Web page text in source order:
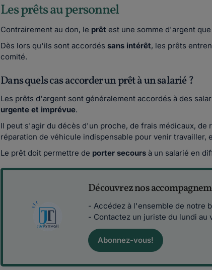
Les prêts au personnel
Contrairement au don, le prêt est une somme d'argent
Dès lors qu'ils sont accordés sans intérêt, les prêts
comité.
Dans quels cas accorder un prêt à un salarié ?
Les prêts d'argent sont généralement accordés à des
urgente et imprévue.
Il peut s'agir du décès d'un proche, de frais médicaux,
réparation de véhicule indispensable pour venir travailler,
Le prêt doit permettre de porter secours à un salarié en
Découvrez nos
- Accédez à l'ensemble de notre
- Contactez un juriste du lundi au
Abonnez-vous!